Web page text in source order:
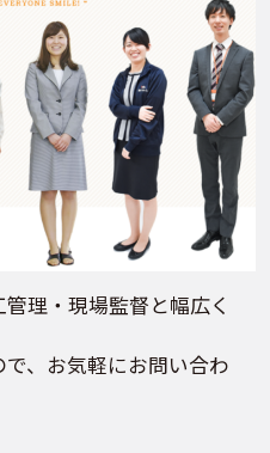
理・現場監督と幅広く
、お気軽にお問い合わ